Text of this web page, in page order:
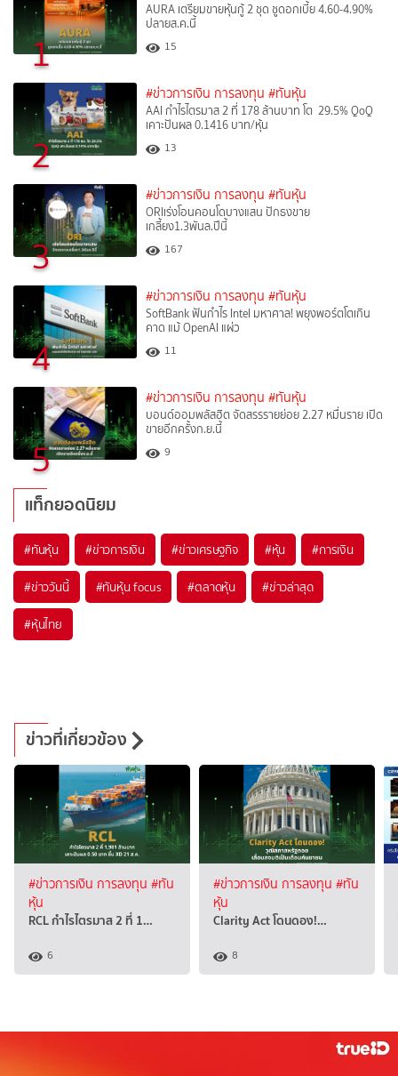
1
AURA เตรียมขายหุ้นกู้ 2 ชุด ชูดอกเบี้ย 4.60-4.90%
ปลายส.ค.นี้
15
2
#ข่าวการเงิน การลงทุน #ทันหุ้น
AAI กำไรไตรมาส 2 ที่ 178 ล้านบาท โต 29.5% QoQ
เคาะปันผล 0.1416 บาท/หุ้น
13
3
#ข่าวการเงิน การลงทุน #ทันหุ้น
ORIเร่งโอนคอนโดบางแสน ปักธงขาย
เกลี้ยง1.3พันล.ปีนี้
167
4
#ข่าวการเงิน การลงทุน #ทันหุ้น
SoftBank ฟันกำไร Intel มหาศาล! พยุงพอร์ตโตเกิน
คาด แม้ OpenAI แผ่ว
11
5
#ข่าวการเงิน การลงทุน #ทันหุ้น
บอนด์ออมพลัสฮิต จัดสรรรายย่อย 2.27 หมื่นราย เปิด
ขายอีกครั้งก.ย.นี้
9
แท็กยอดนิยม
#ทันหุ้น #ข่าวการเงิน #ข่าวเศรษฐกิจ #หุ้น #การเงิน
#ข่าววันนี้ #ทันหุ้น focus #ตลาดหุ้น #ข่าวล่าสุด
#หุ้นไทย
ข่าวที่เกี่ยวข้อง
#ข่าวการเงิน การลงทุน #ทัน
หุ้น
RCL กำไรไตรมาส 2 ที่ 1…
6
#ข่าวการเงิน การลงทุน #ทัน
หุ้น
Clarity Act โดนดอง!…
8